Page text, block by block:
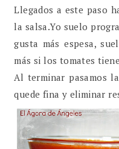
Llegados a este paso
la salsa.Yo suelo
gusta más espesa,
más si los tomates
Al terminar pasamos
quede fina y eliminar